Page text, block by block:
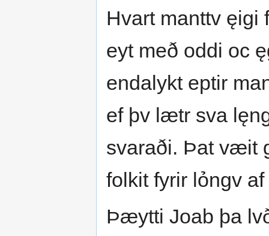
Hvart manttv ęigi
eyt með oddi oc
endalykt eptir
ef þv lætr sva
svaraði. Þat væit
folkit fyrir lỏngv
Þæytti Joab þa